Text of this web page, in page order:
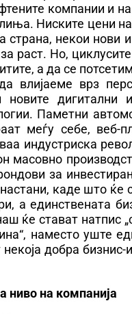
компании и
Ниските цени
страна, некои нови
раст. Но,
а да се
влијаеме врз
новите дигитални
Паметни
меѓу себе, веб-
индустриска
масовно
за
каде што ќе
а единствената
ќе стават натпис
наместо уште
добра
ниво на компанија